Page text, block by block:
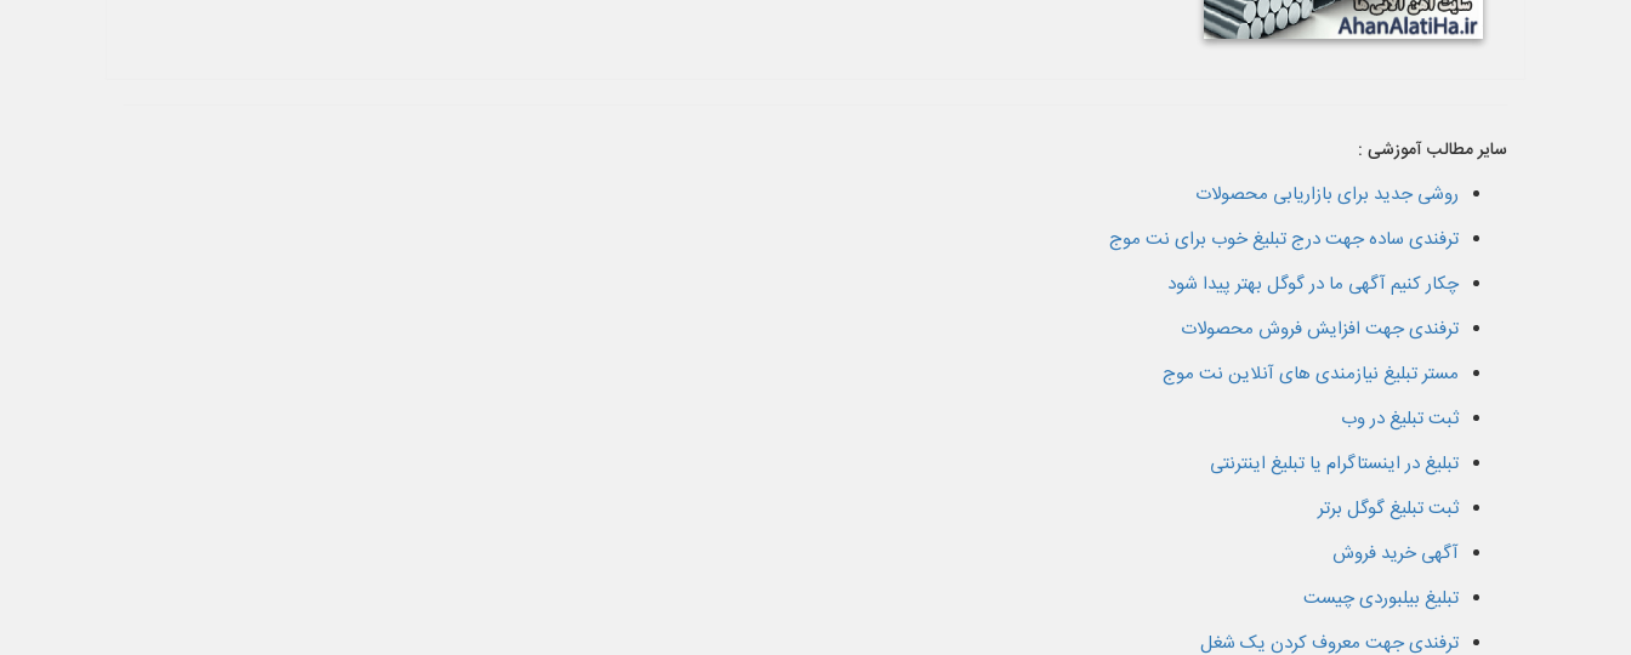
سایر مطالب آموزشی :
روشی جدید برای بازاریابی محصولات
ترفندی ساده جهت درج تبلیغ خوب برای نت موج
چکار کنیم آگهی ما در گوگل بهتر پیدا شود
ترفندی جهت افزایش فروش محصولات
مستر تبلیغ نیازمندی های آنلاین نت موج
ثبت تبلیغ در وب
تبلیغ در اینستاگرام یا تبلیغ اینترنتی
ثبت تبلیغ گوگل برتر
آگهی خرید فروش
تبلیغ بیلبوردی چیست
ترفندی جهت معروف کردن یک شغل